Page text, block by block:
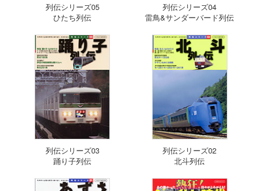
列伝シリーズ05
ひたち列伝
列伝シリーズ04
雷鳥&サンダーバード列伝
列伝シリーズ03
踊り子列伝
列伝シリーズ02
北斗列伝